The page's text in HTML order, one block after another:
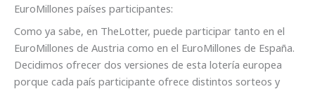
EuroMillones países participantes:
Como ya sabe, en TheLotter, puede participar tanto en el
EuroMillones de Austria como en el EuroMillones de España.
Decidimos ofrecer dos versiones de esta lotería europea
porque cada país participante ofrece distintos sorteos y